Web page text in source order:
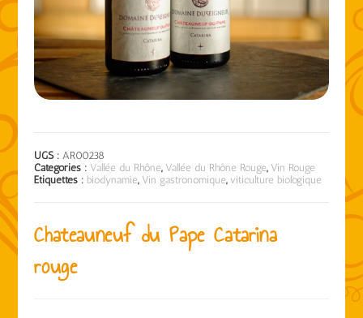
UGS : AR00238
Catégories : Vallée du Rhône, Vallée du Rhône Rouge, Vin Rouge
Étiquettes : biodynamie, Vin gastronomique, viticulture biologique
Chateauneuf du Pape Catarina
rouge